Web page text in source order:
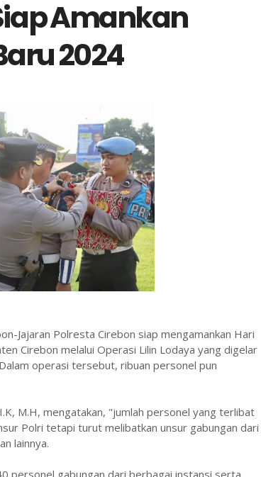
Amankan
2024
Jajaran Polresta Cirebon siap mengamankan Hari
Cirebon melalui Operasi Lilin Lodaya yang digelar
operasi tersebut, ribuan personel pun
M.H, mengatakan, "jumlah personel yang terlibat
Polri tetapi turut melibatkan unsur gabungan dari
lainnya.